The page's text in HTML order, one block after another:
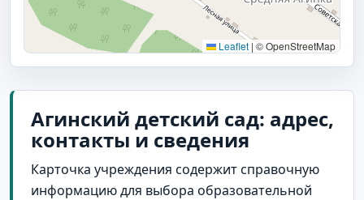
Leaflet | © OpenStreetMap
Агинский детский сад: адрес,
контакты и сведения
Карточка учреждения содержит справочную
информацию для выбора образовательной